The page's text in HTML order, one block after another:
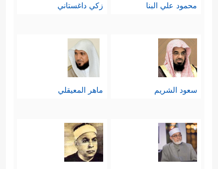
محمود علي البنا زكي داغستاني
سعود الشريم ماهر المعيقلي